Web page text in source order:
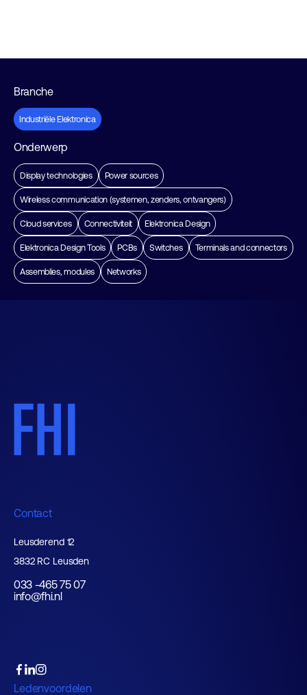
Branche
Industriële Elektronica
Onderwerp
Display technologies Power sources
Wireless communication (systemen, zenders, ontvangers)
Cloud services Connectiviteit Elektronica Design
Elektronica Design Tools PCBs Switches Terminals and connectors
Assemblies, modules Networks
Contact
Leusderend 12
3832 RC Leusden
033 -465 75 07
info@fhi.nl
Ledenvoordelen